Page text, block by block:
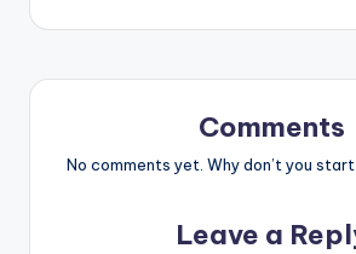
Comments
No comments yet. Why don’t you
Leave a